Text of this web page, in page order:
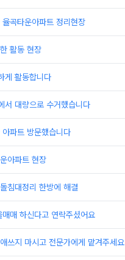
곡타운아파트 정리현장
활동 현장
게 활동합니다
서 대량으로 수거했습니다
파트 방문했습니다
아파트 현장
침대정리 한방에 해결
매 하신다고 연락주셨어요
쓰지 마시고 전문가에게 맡겨주세요